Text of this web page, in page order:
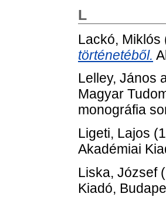
L
Lackó, Miklós
történetéből.
Lelley, János
Magyar
monográfia
Ligeti, Lajos
Akadémiai
Liska, József
Kiadó,